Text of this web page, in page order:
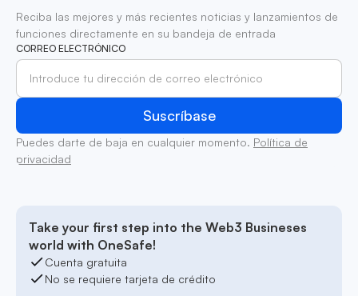
Reciba las mejores y más recientes noticias y lanzamientos de
funciones directamente en su bandeja de entrada
CORREO ELECTRÓNICO
Puedes darte de baja en cualquier momento. Política de
privacidad
Take your first step into the Web3 Busineses
world with OneSafe!
Cuenta gratuita
No se requiere tarjeta de crédito